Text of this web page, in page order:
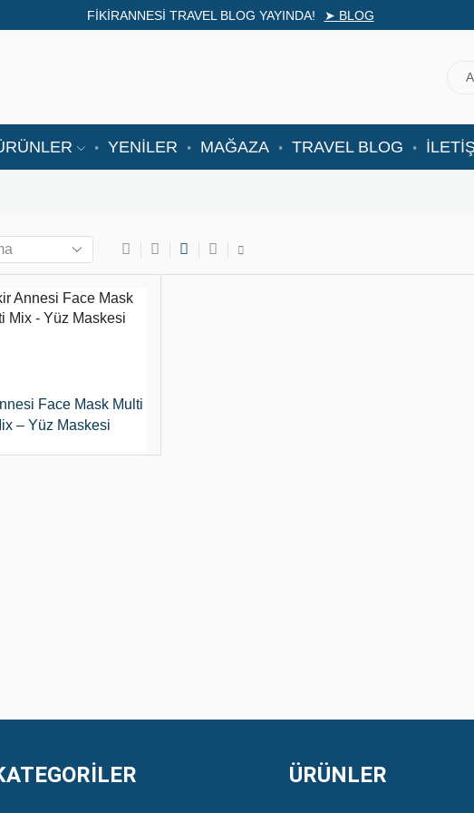
FİKİRANNESİ TRAVEL BLOG YAYINDA! ➤ BLOG
YENİLER MAĞAZA TRAVEL BLOG
Face Mask Multi
– Yüz Maskesi
ÜRÜNLER